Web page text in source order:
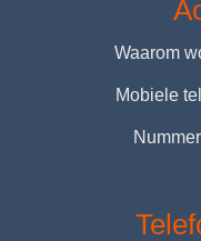
Waarom
Mobiele